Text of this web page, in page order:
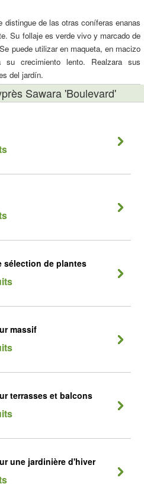
distingue de las otras coníferas enanas
Su follaje es verde vivo y marcado de
puede utilizar en maqueta, en macizo
crecimiento lento. Realzara sus
del jardín.
Sawara 'Boulevard'
sélection de plantes
massif
terrasses et balcons
une jardinière d'hiver